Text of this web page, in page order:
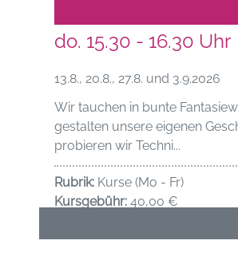
do. 15.30 - 16.30 Uhr
13.8., 20.8., 27.8. und 3.9.2026
Wir tauchen in bunte
gestalten unsere eigenen
probieren wir Techni...
Rubrik: Kurse (Mo - Fr)
Kursgebühr: 40,00 €